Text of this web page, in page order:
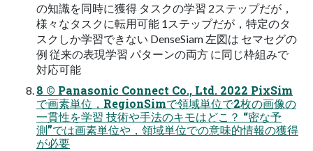
の知識を同時に獲得 タスクの学習 2ステップだが，
様々なタスクに転用可能 1ステップだが，特定のタ
スクしか学習できない DenseSiam 左図は セマセグの
例 従来の表現学習 パターンの両方 に同じ枠組みで
対応可能
8 ©️ Panasonic Connect Co., Ltd. 2022 PixSim
で画素単位，RegionSimで領域単位で2枚の画像の
一貫性を学習 技術や手法のキモはどこ？ “密な予
測”では画素単位や，領域単位での意味的情報の獲得
が必要